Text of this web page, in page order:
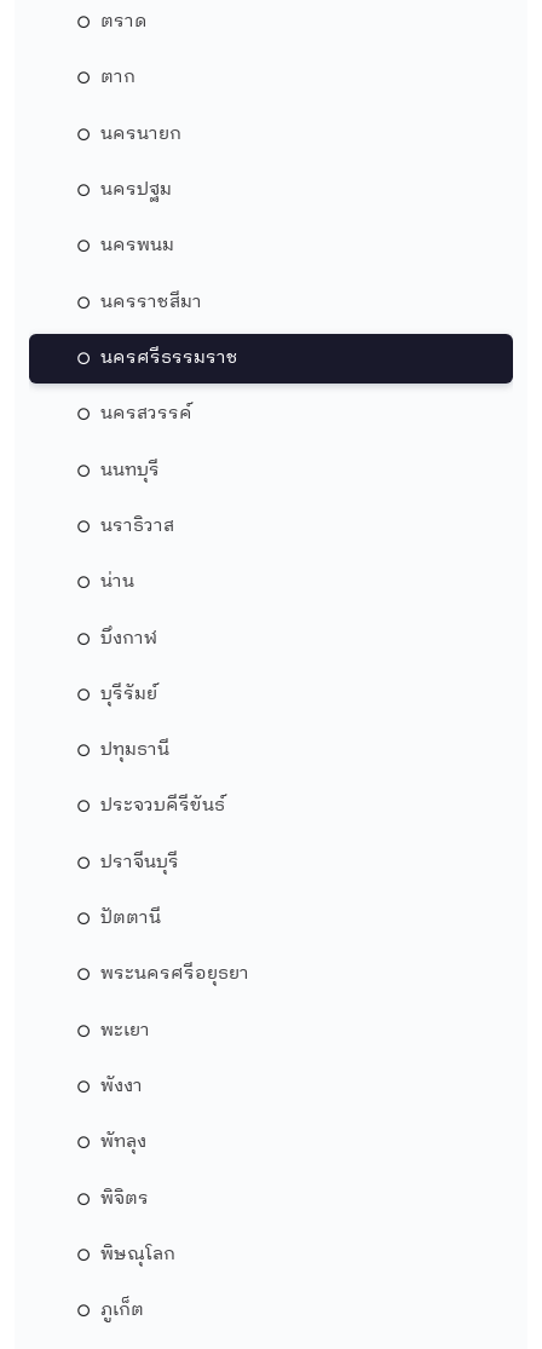
ตราด
ตาก
นครนายก
นครปฐม
นครพนม
นครราชสีมา
นครศรีธรรมราช
นครสวรรค์
นนทบุรี
นราธิวาส
น่าน
บึงกาฬ
บุรีรัมย์
ปทุมธานี
ประจวบคีรีขันธ์
ปราจีนบุรี
ปัตตานี
พระนครศรีอยุธยา
พะเยา
พังงา
พัทลุง
พิจิตร
พิษณุโลก
ภูเก็ต